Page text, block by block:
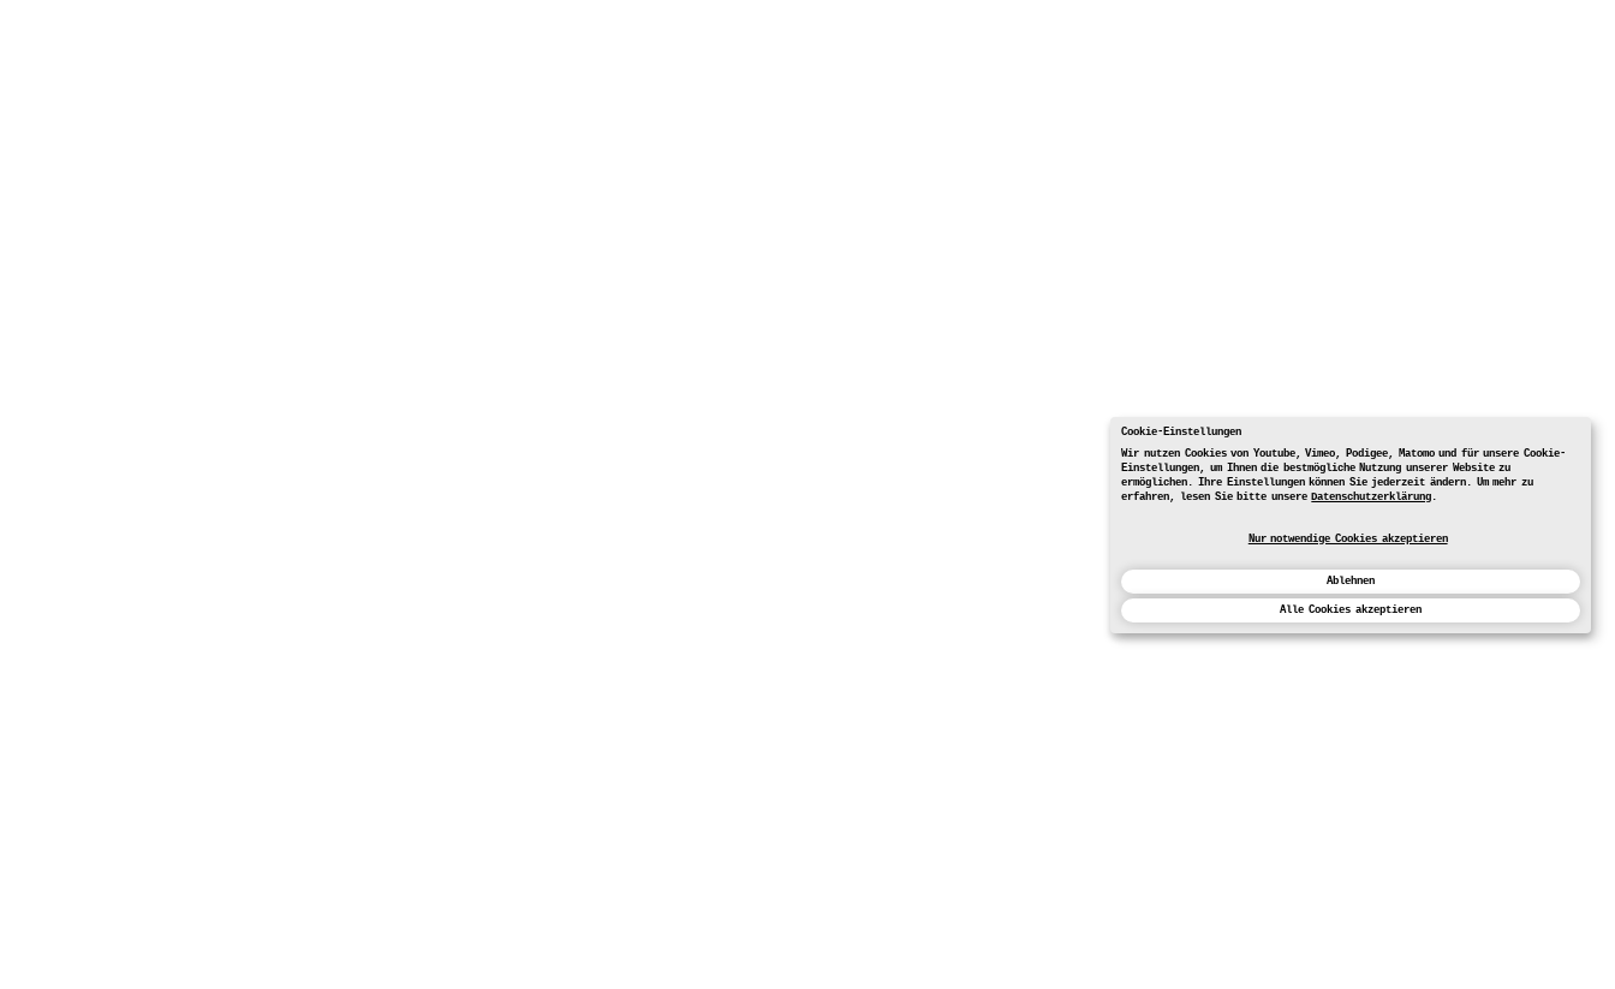
Cookie-Einstellungen
Wir nutzen Cookies von Youtube, Vimeo, Podigee, Matomo und für unsere Cookie-
Einstellungen, um Ihnen die bestmögliche Nutzung unserer Website zu
ermöglichen. Ihre Einstellungen können Sie jederzeit ändern. Um mehr zu
erfahren, lesen Sie bitte unsereDatenschutzerklärung.
Nur notwendige Cookies akzeptieren
Ablehnen
Alle Cookies akzeptieren